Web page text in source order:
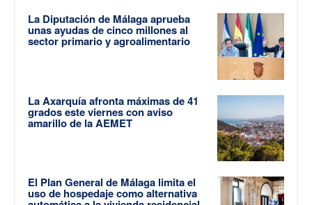
La Diputación de Málaga aprueba
unas ayudas de cinco millones al
sector primario y agroalimentario
La Axarquía afronta máximas de 41
grados este viernes con aviso
amarillo de la AEMET
El Plan General de Málaga limita el
uso de hospedaje como alternativa